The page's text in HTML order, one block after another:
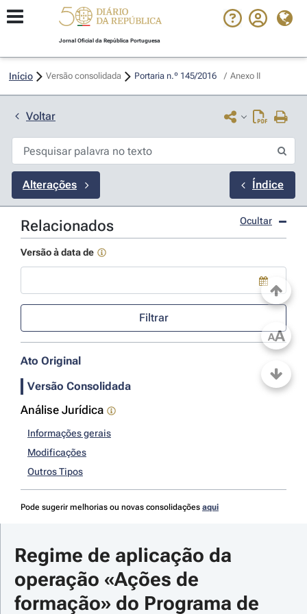
Jornal Oficial da República Portuguesa
Início Versão consolidada Portaria n.º 145/2016 / Anexo II
Voltar
Alterações Índice
Relacionados Ocultar
Versão à data de
Use a tecla de seta para baixo para abrir o calendário; Use as
Filtrar
Ato Original
Versão Consolidada
Análise Jurídica
Informações gerais
Modificações
Outros Tipos
Pode sugerir melhorias ou novas consolidações aqui
Regime de aplicação da
operação «Ações de
formação» do Programa de
AA